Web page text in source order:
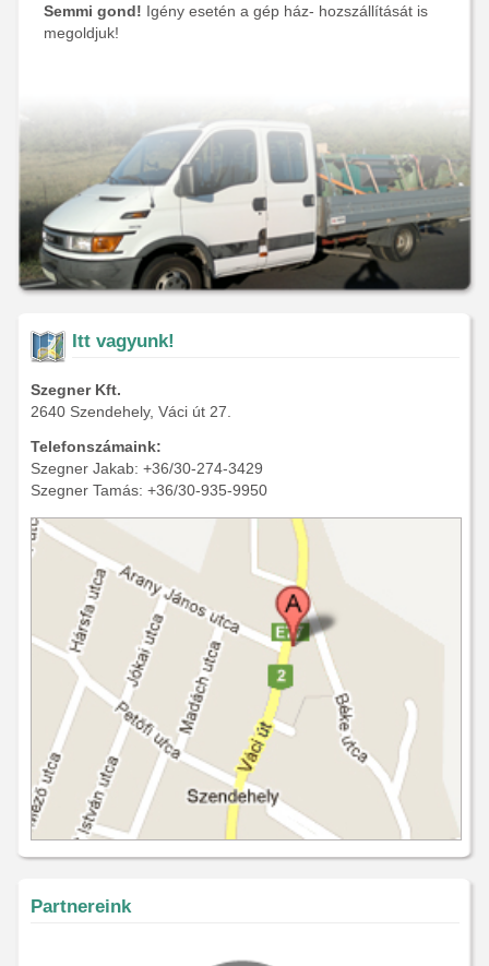
Semmi gond! Igény esetén a gép ház- hozszállítását is
megoldjuk!
Itt vagyunk!
Szegner Kft.
2640 Szendehely, Váci út 27.
Telefonszámaink:
Szegner Jakab: +36/30-274-3429
Szegner Tamás: +36/30-935-9950
Partnereink